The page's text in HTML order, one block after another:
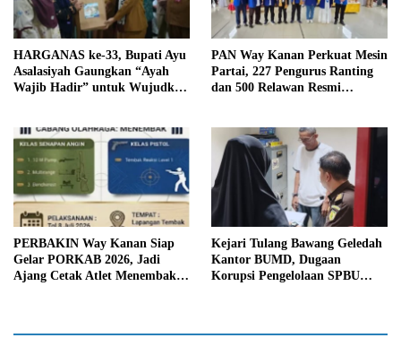
HARGANAS ke-33, Bupati Ayu
Asalasiyah Gaungkan “Ayah
Wajib Hadir” untuk Wujudkan
PAN Way Kanan Perkuat Mesin
Partai, 227 Pengurus Ranting
dan 500 Relawan Resmi
PERBAKIN Way Kanan Siap
Gelar PORKAB 2026, Jadi
Ajang Cetak Atlet Menembak
Kejari Tulang Bawang Geledah
Kantor BUMD, Dugaan
Korupsi Pengelolaan SPBU